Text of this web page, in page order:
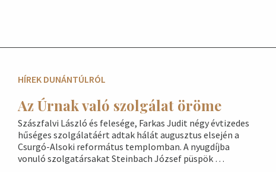
HÍREK DUNÁNTÚLRÓL
Az Úrnak való szolgálat öröme
Szászfalvi László és felesége, Farkas Judit négy évtizedes
hűséges szolgálatáért adtak hálát augusztus elsején a
Csurgó-Alsoki református templomban. A nyugdíjba
vonuló szolgatársakat Steinbach József püspök …